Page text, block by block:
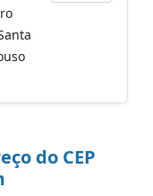
do CEP